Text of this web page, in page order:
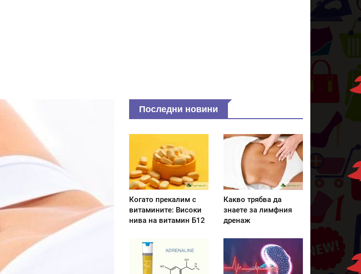
Последни новини
Когато прекалим с
витамините: Високи
нива на витамин Б12
Какво трябва да
знаете за лимфния
дренаж